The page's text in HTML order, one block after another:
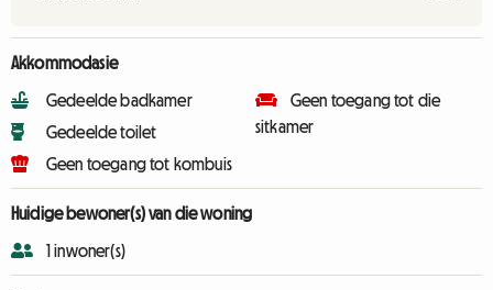
Akkommodasie
Gedeelde badkamer
Gedeelde toilet
Geen toegang tot kombuis
Geen toegang tot die
sitkamer
Huidige bewoner(s) van die woning
1 inwoner(s)